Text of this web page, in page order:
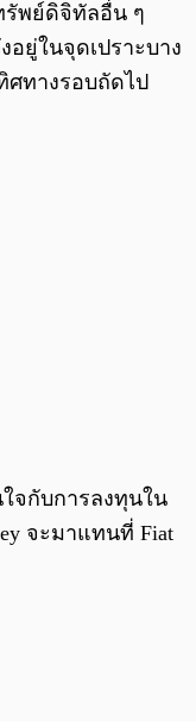
พย์ดิจิทัลอื่น ๆ
ยู่ในจุดเปราะบาง
ศทางรอบถัดไป
จกับการลงทุนใน
จะมาแทนที่ Fiat